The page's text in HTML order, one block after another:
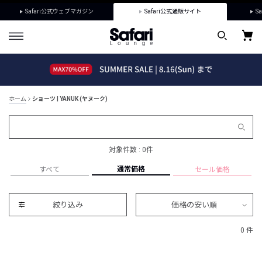
Safari公式ウェブマガジン Safari公式通販サイト
ホーム ショーツ | YANUK (ヤヌーク)
対象件数 : 0件
すべて 通常価格 セール価格
絞り込み 価格の安い順
0 件